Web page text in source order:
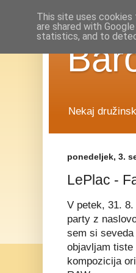
Nekaj
ponedeljek, 3.
LePlac -
V petek, 31.
party z
sem si
objavljam
kompozicija
This site uses
are shared with
statistics, and to